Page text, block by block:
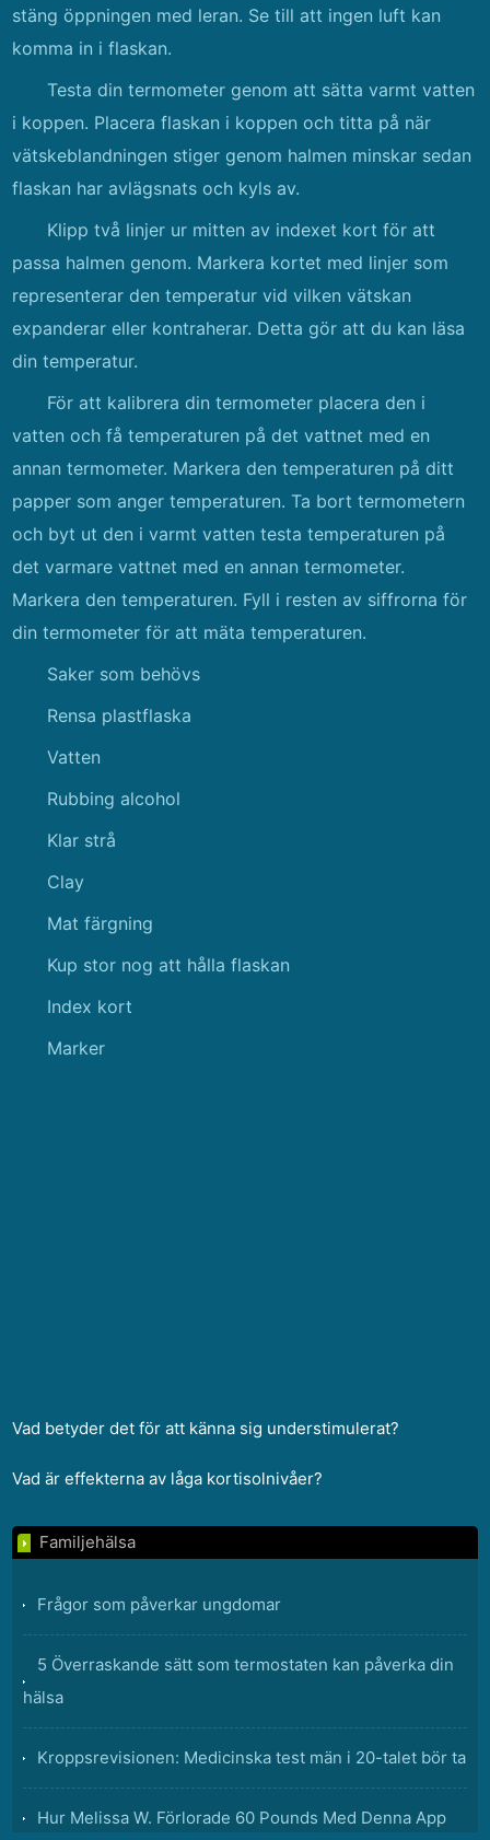
stäng öppningen med leran. Se till att ingen luft kan
komma in i flaskan.
Testa din termometer genom att sätta varmt vatten
i koppen. Placera flaskan i koppen och titta på när
vätskeblandningen stiger genom halmen minskar sedan
flaskan har avlägsnats och kyls av.
Klipp två linjer ur mitten av indexet kort för att
passa halmen genom. Markera kortet med linjer som
representerar den temperatur vid vilken vätskan
expanderar eller kontraherar. Detta gör att du kan läsa
din temperatur.
För att kalibrera din termometer placera den i
vatten och få temperaturen på det vattnet med en
annan termometer. Markera den temperaturen på ditt
papper som anger temperaturen. Ta bort termometern
och byt ut den i varmt vatten testa temperaturen på
det varmare vattnet med en annan termometer.
Markera den temperaturen. Fyll i resten av siffrorna för
din termometer för att mäta temperaturen.
Saker som behövs
Rensa plastflaska
Vatten
Rubbing alcohol
Klar strå
Clay
Mat färgning
Kup stor nog att hålla flaskan
Index kort
Marker
Vad betyder det för att känna sig understimulerat?
Vad är effekterna av låga kortisolnivåer?
Familjehälsa
Frågor som påverkar ungdomar
5 Överraskande sätt som termostaten kan påverka din
hälsa
Kroppsrevisionen: Medicinska test män i 20-talet bör ta
Hur Melissa W. Förlorade 60 Pounds Med Denna App